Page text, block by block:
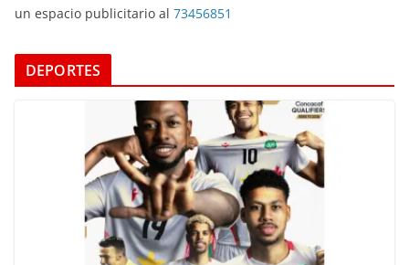
un espacio publicitario al 73456851
DEPORTES